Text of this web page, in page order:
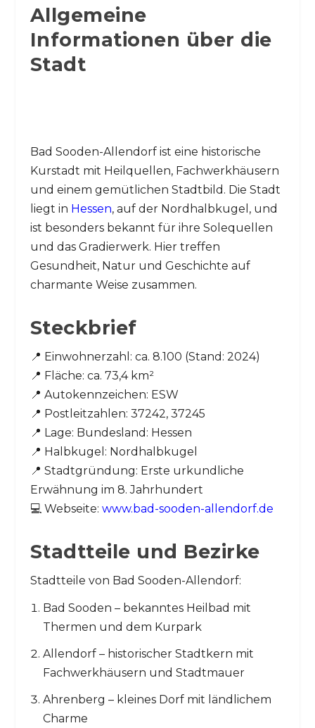
Allgemeine
Informationen über die
Stadt
Bad Sooden-Allendorf ist eine historische
Kurstadt mit Heilquellen, Fachwerkhäusern
und einem gemütlichen Stadtbild. Die Stadt
liegt in Hessen, auf der Nordhalbkugel, und
ist besonders bekannt für ihre Solequellen
und das Gradierwerk. Hier treffen
Gesundheit, Natur und Geschichte auf
charmante Weise zusammen.
Steckbrief
📍 Einwohnerzahl: ca. 8.100 (Stand: 2024)
📍 Fläche: ca. 73,4 km²
📍 Autokennzeichen: ESW
📍 Postleitzahlen: 37242, 37245
📍 Lage: Bundesland: Hessen
📍 Halbkugel: Nordhalbkugel
📍 Stadtgründung: Erste urkundliche
Erwähnung im 8. Jahrhundert
💻 Webseite: www.bad-sooden-allendorf.de
Stadtteile und Bezirke
Stadtteile von Bad Sooden-Allendorf:
Bad Sooden – bekanntes Heilbad mit
Thermen und dem Kurpark
Allendorf – historischer Stadtkern mit
Fachwerkhäusern und Stadtmauer
Ahrenberg – kleines Dorf mit ländlichem
Charme